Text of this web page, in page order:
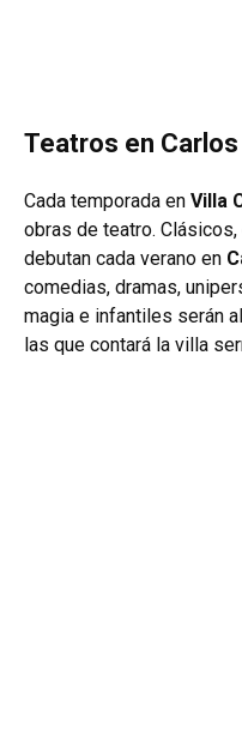
Teatros en Carlos
Cada temporada en Villa
obras de teatro.
debutan cada verano en
comedias, dramas,
magia e infantiles serán
las que contará la villa